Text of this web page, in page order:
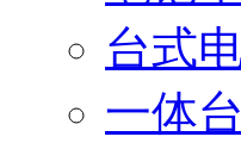
台式
一体